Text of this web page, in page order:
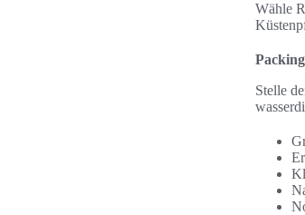
Wähle
Stelle